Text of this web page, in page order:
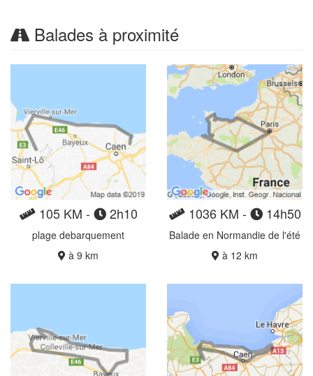
Balades à proximité
105 KM - 2h10
plage debarquement
à 9 km
1036 KM - 14h50
Balade en Normandie de l'été
à 12 km